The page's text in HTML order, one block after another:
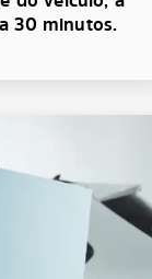
30 minutos.